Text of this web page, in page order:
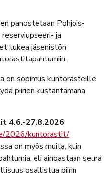
panostetaan Pohjois-
ja
tukea jäsenistön
on sopimus kuntorasteille
piirien kustantamana
4.6.-27.8.2026
2026/kuntorastit/
on myös muita, kuin
eli ainoastaan seura
osallistua piirin